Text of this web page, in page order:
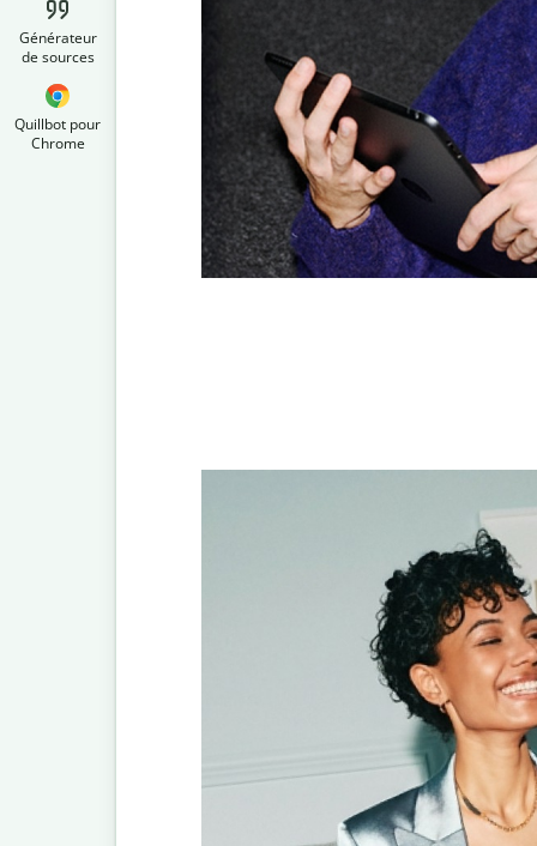
Générateur
de sources
Quillbot pour
Chrome